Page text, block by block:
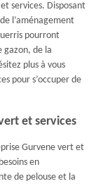
services. Disposant
l’aménagement
pourront
gazon, de la
plus à vous
pour s’occuper de
et services
Gurvene vert et
en
de pelouse et la